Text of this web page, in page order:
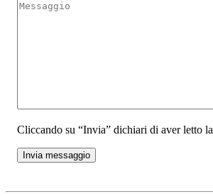
Cliccando su “Invia” dichiari di aver letto la